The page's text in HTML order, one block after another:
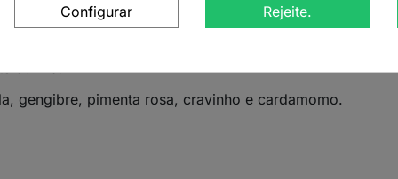
Ayurveda, esta tisana reúne especiarias intensas e
cafeína, promove equilíbrio, vitalidade e bem-estar,
ou fria.
gengibre, pimenta rosa, cravinho e cardamomo.
Configurar Rejeite.